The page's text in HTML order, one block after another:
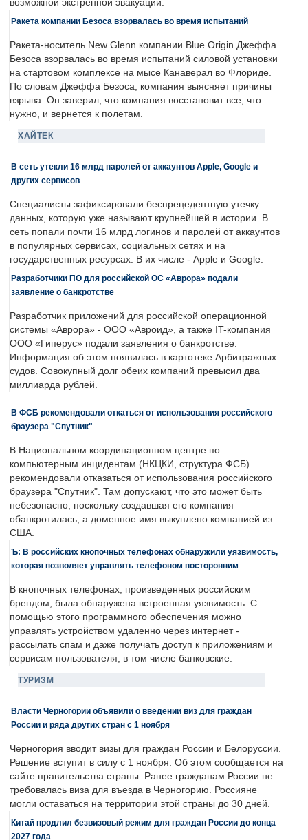
возможной экстренной эвакуации.
Ракета компании Безоса взорвалась во время испытаний
Ракета-носитель New Glenn компании Blue Origin Джеффа
Безоса взорвалась во время испытаний силовой установки
на стартовом комплексе на мысе Канаверал во Флориде.
По словам Джеффа Безоса, компания выясняет причины
взрыва. Он заверил, что компания восстановит все, что
нужно, и вернется к полетам.
ХАЙТЕК
В сеть утекли 16 млрд паролей от аккаунтов Apple, Google и
других сервисов
Специалисты зафиксировали беспрецедентную утечку
данных, которую уже называют крупнейшей в истории. В
сеть попали почти 16 млрд логинов и паролей от аккаунтов
в популярных сервисах, социальных сетях и на
государственных ресурсах. В их числе - Apple и Google.
Разработчики ПО для российской ОС «Аврора» подали
заявление о банкротстве
Разработчик приложений для российской операционной
системы «Аврора» - ООО «Авроид», а также IT-компания
ООО «Гиперус» подали заявления о банкротстве.
Информация об этом появилась в картотеке Арбитражных
судов. Совокупный долг обеих компаний превысил два
миллиарда рублей.
В ФСБ рекомендовали откаться от использования российского
браузера "Спутник"
В Национальном координационном центре по
компьютерным инцидентам (НКЦКИ, структура ФСБ)
рекомендовали отказаться от использования российского
браузера "Спутник". Там допускают, что это может быть
небезопасно, поскольку создавшая его компания
обанкротилась, а доменное имя выкуплено компанией из
США.
Ъ: В российских кнопочных телефонах обнаружили уязвимость,
которая позволяет управлять телефоном посторонним
В кнопочных телефонах, произведенных российским
брендом, была обнаружена встроенная уязвимость. С
помощью этого программного обеспечения можно
управлять устройством удаленно через интернет -
рассылать спам и даже получать доступ к приложениям и
сервисам пользователя, в том числе банковские.
ТУРИЗМ
Власти Черногории объявили о введении виз для граждан
России и ряда других стран с 1 ноября
Черногория вводит визы для граждан России и Белоруссии.
Решение вступит в силу с 1 ноября. Об этом сообщается на
сайте правительства страны. Ранее гражданам России не
требовалась виза для въезда в Черногорию. Россияне
могли оставаться на территории этой страны до 30 дней.
Китай продлил безвизовый режим для граждан России до конца
2027 года